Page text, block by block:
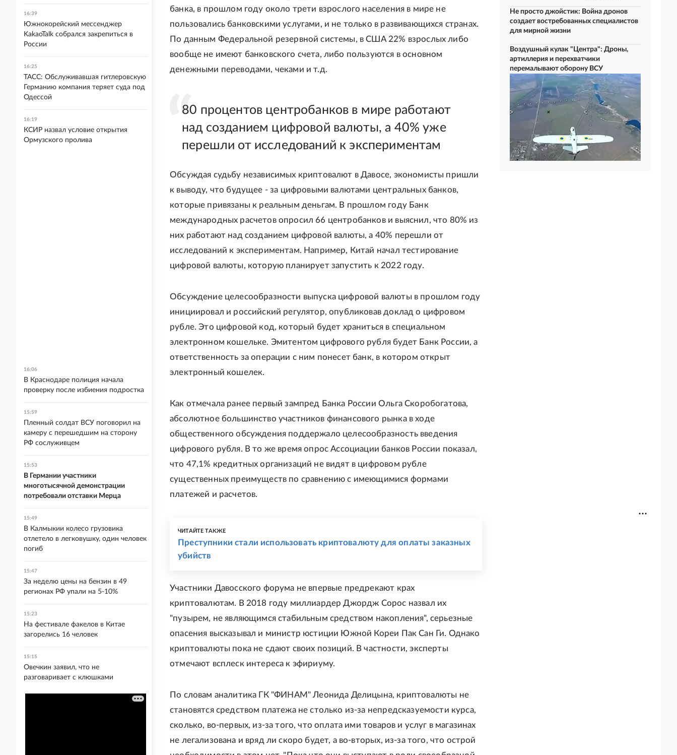
банка, в прошлом году около трети взрослого населения в мире не
пользовались банковскими услугами, и не только в развивающихся странах.
По данным Федеральной резервной системы, в США 22% взрослых либо
вообще не имеют банковского счета, либо пользуются в основном
денежными переводами, чеками и т.д.
80 процентов центробанков в мире работают
над созданием цифровой валюты, а 40% уже
перешли от исследований к экспериментам
Обсуждая судьбу независимых криптовалют в Давосе, экономисты пришли
к выводу, что будущее - за цифровыми валютами центральных банков,
которые привязаны к реальным деньгам. В прошлом году Банк
международных расчетов опросил 66 центробанков и выяснил, что 80% из
них работают над созданием цифровой валюты, а 40% перешли от
исследований к экспериментам. Например, Китай начал тестирование
цифровой валюты, которую планирует запустить к 2022 году.
Обсуждение целесообразности выпуска цифровой валюты в прошлом году
инициировал и российский регулятор, опубликовав доклад о цифровом
рубле. Это цифровой код, который будет храниться в специальном
электронном кошельке. Эмитентом цифрового рубля будет Банк России, а
ответственность за операции с ним понесет банк, в котором открыт
электронный кошелек.
Как отмечала ранее первый зампред Банка России Ольга Скоробогатова,
абсолютное большинство участников финансового рынка в ходе
общественного обсуждения поддержало целесообразность введения
цифрового рубля. В то же время опрос Ассоциации банков России показал,
что 47,1% кредитных организаций не видят в цифровом рубле
существенных преимуществ по сравнению с имеющимися формами
платежей и расчетов.
ЧИТАЙТЕ ТАКЖЕ
Преступники стали использовать криптовалюту для оплаты заказных
убийств
Участники Давосского форума не впервые предрекают крах
криптовалютам. В 2018 году миллиардер Джордж Сорос назвал их
"пузырем, не являющимся стабильным средством накопления", серьезные
опасения высказывал и министр юстиции Южной Кореи Пак Сан Ги. Однако
криптовалюты пока не сдают своих позиций. В частности, эксперты
отмечают всплеск интереса к эфириуму.
По словам аналитика ГК "ФИНАМ" Леонида Делицына, криптовалюты не
становятся средством платежа не столько из-за непредсказуемости курса,
сколько, во-первых, из-за того, что оплата ими товаров и услуг в магазинах
не легализована и вряд ли скоро будет, а во-вторых, из-за того, что острой
Не просто джойстик: Война дронов
создает востребованных специалистов
для мирной жизни
Воздушный кулак "Центра": Дроны,
артиллерия и перехватчики
перемалывают оборону ВСУ
16:39
Южнокорейский мессенджер
KakaoTalk собрался закрепиться в
России
16:25
ТАСС: Обслуживавшая гитлеровскую
Германию компания теряет суда под
Одессой
16:19
КСИР назвал условие открытия
Ормузского пролива
16:06
В Краснодаре полиция начала
проверку после избиения подростка
15:59
Пленный солдат ВСУ поговорил на
камеру с перешедшим на сторону
РФ сослуживцем
15:53
В Германии участники
многотысячной демонстрации
потребовали отставки Мерца
15:49
В Калмыкии колесо грузовика
отлетело в легковушку, один человек
погиб
15:47
За неделю цены на бензин в 49
регионах РФ упали на 5-10%
15:23
На фестивале факелов в Китае
загорелись 16 человек
15:15
Овечкин заявил, что не
разговаривает с клюшками